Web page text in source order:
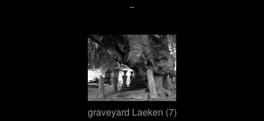
--
graveyard Laeken (7)